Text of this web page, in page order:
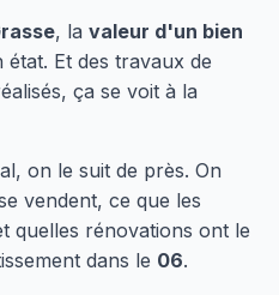
, la valeur d'un bien
Et des travaux de
ça se voit à la
on le suit de près. On
vendent, ce que les
quelles rénovations ont le
dans le 06.